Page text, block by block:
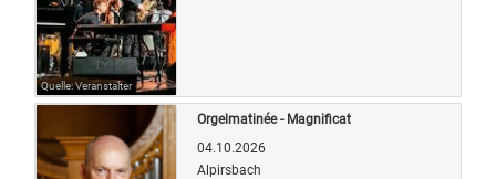
Quelle: Veranstalter
Orgelmatinée - Magnificat
04.10.2026
Alpirsbach